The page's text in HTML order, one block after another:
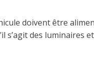
doivent être
s’agit des luminaires